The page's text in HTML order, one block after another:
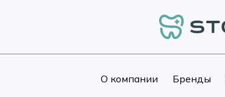
О компании Бренды